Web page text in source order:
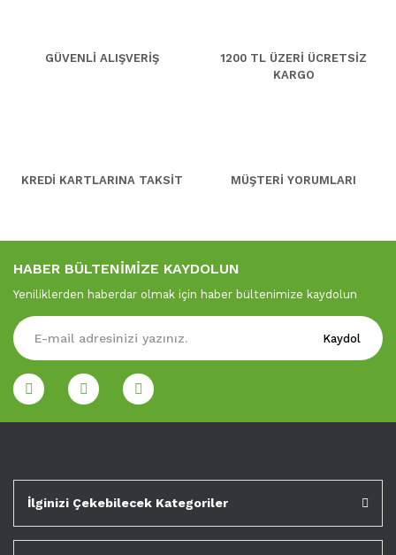
GÜVENLİ ALIŞVERİŞ
1200 TL ÜZERİ ÜCRETSİZ
KARGO
KREDİ KARTLARINA TAKSİT MÜŞTERİ YORUMLARI
HABER BÜLTENİMİZE KAYDOLUN
Yeniliklerden haberdar olmak için haber bültenimize kaydolun
Kaydol
İlginizi Çekebilecek Kategoriler